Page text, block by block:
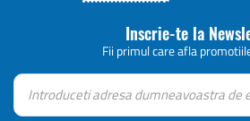
Inscrie-te la
Fii primul care afla